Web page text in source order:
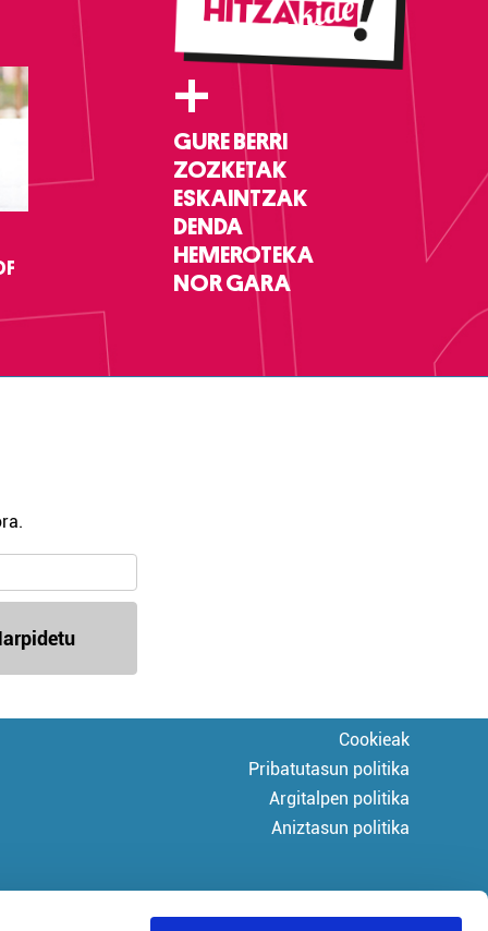
+
GURE BERRI
ZOZKETAK
ESKAINTZAK
DENDA
HEMEROTEKA
NOR GARA
Cookieak
Pribatutasun politika
Argitalpen politika
Aniztasun politika